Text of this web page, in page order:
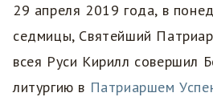
29 апреля 2019 года, в
седмицы, Святейший
всея Руси Кирилл совершил
литургию в Патриаршем